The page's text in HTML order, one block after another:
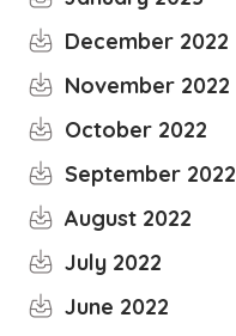
December 2022
November 2022
October 2022
September 2022
August 2022
July 2022
June 2022